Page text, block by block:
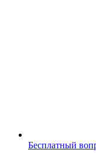
Бесплатный